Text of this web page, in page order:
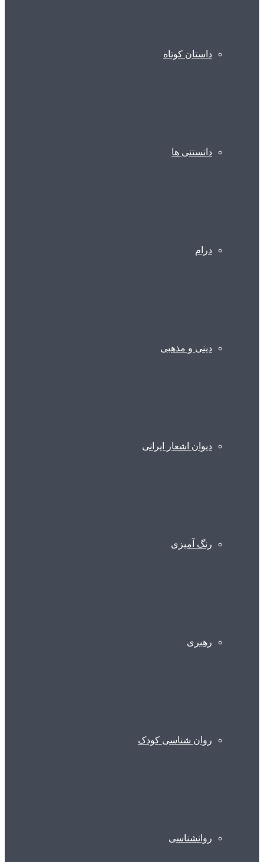
داستان کوتاه
دانستنی ها
درام
دینی و مذهبی
دیوان اشعار ایرانی
رنگ آمیزی
رهبری
روان شناسی کودک
روانشناسی